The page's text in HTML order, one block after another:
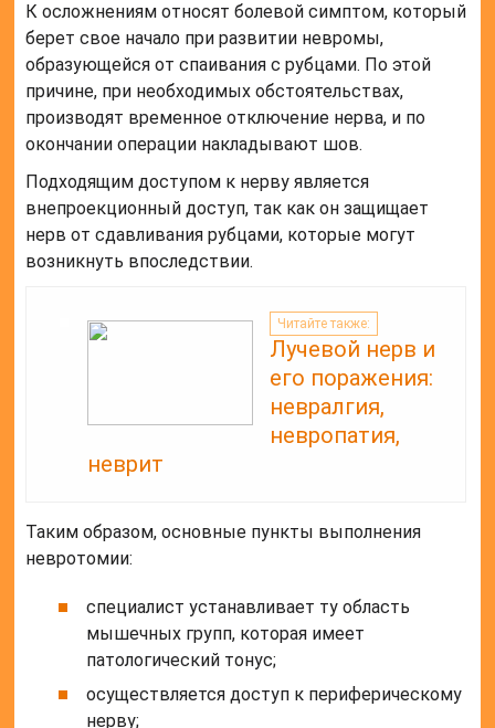
К осложнениям относят болевой симптом, который
берет свое начало при развитии невромы,
образующейся от спаивания с рубцами. По этой
причине, при необходимых обстоятельствах,
производят временное отключение нерва, и по
окончании операции накладывают шов.
Подходящим доступом к нерву является
внепроекционный доступ, так как он защищает
нерв от сдавливания рубцами, которые могут
возникнуть впоследствии.
Читайте также:
Лучевой нерв и
его поражения:
невралгия,
невропатия,
неврит
Таким образом, основные пункты выполнения
невротомии:
специалист устанавливает ту область
мышечных групп, которая имеет
патологический тонус;
осуществляется доступ к периферическому
нерву;